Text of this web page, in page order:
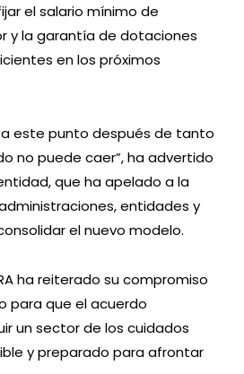
el salario mínimo de
y la garantía de dotaciones
en los próximos
a este punto después de tanto
no puede caer”, ha advertido
que ha apelado a la
entidades y
el nuevo modelo.
ha reiterado su compromiso
para que el acuerdo
un sector de los cuidados
y preparado para afrontar